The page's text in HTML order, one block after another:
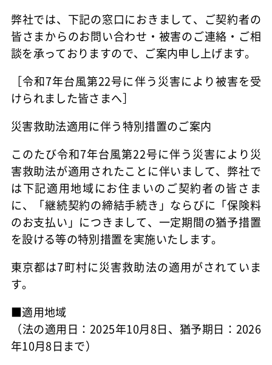
弊社では、下記の窓口におきまして、ご契約者の
皆さまからのお問い合わせ・被害のご連絡・ご相
談を承っておりますので、ご案内申し上げます。
［令和7年台風第22号に伴う災害により被害を受
けられました皆さまへ］
災害救助法適用に伴う特別措置のご案内
このたび令和7年台風第22号に伴う災害により災
害救助法が適用されたことに伴いまして、弊社で
は下記適用地域にお住まいのご契約者の皆さま
に、「継続契約の締結手続き」ならびに「保険料
のお支払い」につきまして、一定期間の猶予措置
を設ける等の特別措置を実施いたします。
東京都は7町村に災害救助法の適用がされていま
す。
■適用地域
（法の適用日：2025年10月8日、猶予期日：2026
年10月8日まで）